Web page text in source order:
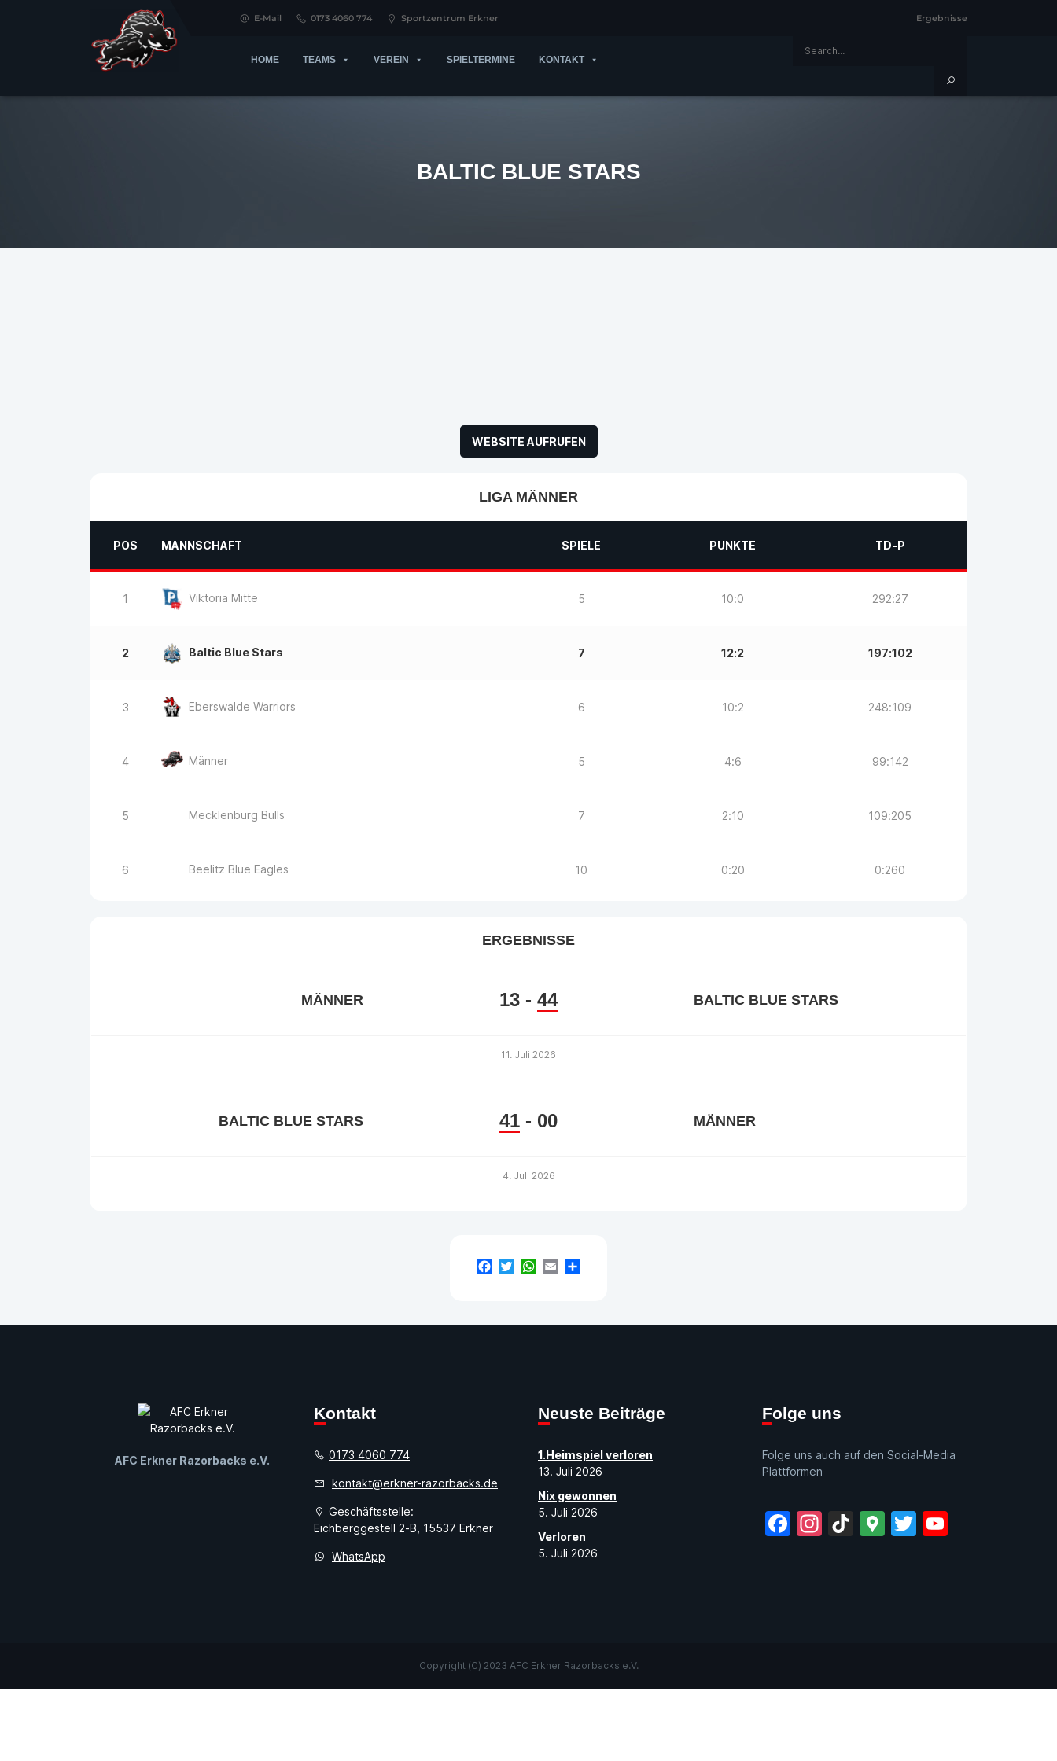
E-Mail 0173 4060 774 Sportzentrum Erkner Ergebnisse
HOME TEAMS VEREIN SPIELTERMINE KONTAKT
BALTIC BLUE STARS
LIGA MÄNNER
POS MANNSCHAFT SPIELE PUNKTE TD-P
1 Viktoria Mitte 5 10:0 292:27
2 Baltic Blue Stars 7 12:2 197:102
3 Eberswalde Warriors 6 10:2 248:109
4 Männer 5 4:6 99:142
5 Mecklenburg Bulls 7 2:10 109:205
6 Beelitz Blue Eagles 10 0:20 0:260
ERGEBNISSE
MÄNNER 13 - 44 BALTIC BLUE STARS
11. Juli 2026
BALTIC BLUE STARS 41 - 00 MÄNNER
4. Juli 2026
Facebook
TwitterWhatsApp
Email
AFC Erkner Razorbacks e.V.
Kontakt
0173 4060 774
kontakt@erkner-razorbacks.de
Geschäftsstelle:
Eichberggestell 2-B, 15537 Erkner
WhatsApp
Neuste Beiträge
1.Heimspiel verloren
13. Juli 2026
Nix gewonnen
5. Juli 2026
Verloren
5. Juli 2026
Folge uns
Folge uns auch auf den Social-Media
Plattformen
Facebook
Instagram
TikTok
GoogleTwitter
Copyright (C) 2023 AFC Erkner Razorbacks e.V.